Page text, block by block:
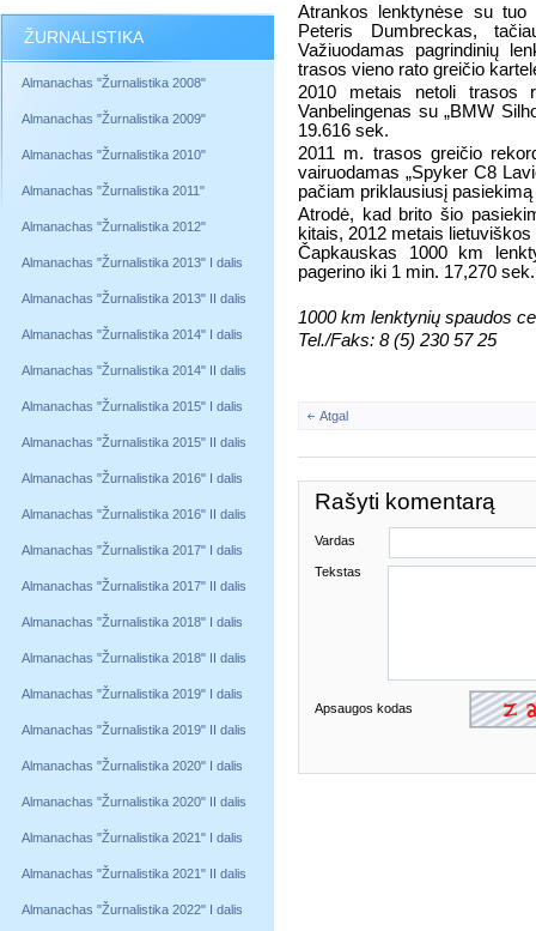
ŽURNALISTIKA
Almanachas "Žurnalistika 2008"
Almanachas "Žurnalistika 2009"
Almanachas "Žurnalistika 2010"
Almanachas "Žurnalistika 2011"
Almanachas "Žurnalistika 2012"
Almanachas "Žurnalistika 2013" I dalis
Almanachas "Žurnalistika 2013" II dalis
Almanachas "Žurnalistika 2014" I dalis
Almanachas "Žurnalistika 2014" II dalis
Almanachas "Žurnalistika 2015" I dalis
Almanachas "Žurnalistika 2015" II dalis
Almanachas "Žurnalistika 2016" I dalis
Almanachas "Žurnalistika 2016" II dalis
Almanachas "Žurnalistika 2017" I dalis
Almanachas "Žurnalistika 2017" II dalis
Almanachas "Žurnalistika 2018" I dalis
Almanachas "Žurnalistika 2018" II dalis
Almanachas "Žurnalistika 2019" I dalis
Almanachas "Žurnalistika 2019" II dalis
Almanachas "Žurnalistika 2020" I dalis
Almanachas "Žurnalistika 2020" II dalis
Almanachas "Žurnalistika 2021" I dalis
Almanachas "Žurnalistika 2021" II dalis
Almanachas "Žurnalistika 2022" I dalis
Atrankos lenktynėse su
Peteris Dumbreckas,
Važiuodamas pagrindinių
trasos vieno rato greičio
2010 metais netoli trasos
Vanbelingenas su „BMW
19.616 sek.
2011 m. trasos greičio
vairuodamas „Spyker C8
pačiam priklausiusį
Atrodė, kad brito šio
kitais, 2012 metais
Čapkauskas 1000 km
pagerino iki 1 min. 17,270
1000 km lenktynių spaudos
Tel./Faks: 8 (5) 230 57 25
Atgal
Rašyti komentarą
Vardas
Tekstas
Apsaugos kodas